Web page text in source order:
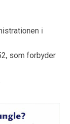
i
som forbyder